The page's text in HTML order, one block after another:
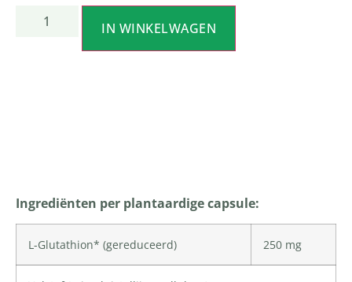
IN WINKELWAGEN
Ingrediënten per plantaardige capsule:
L-Glutathion* (gereduceerd) 250 mg